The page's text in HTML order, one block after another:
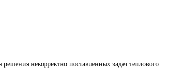
некорректно поставленных задач теплового